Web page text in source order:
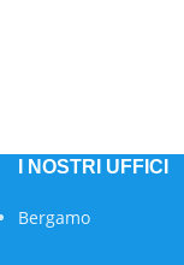
I NOSTRI UFFICI
Bergamo